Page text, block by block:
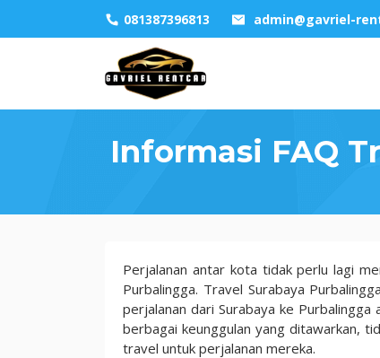
081387396813 admin@gavriel-
Informasi FAQ
Informasi
FAQ
Travel
Surabaya
Purbalingga
Perjalanan antar kota tidak perlu lagi
Purbalingga. Travel Surabaya
perjalanan dari Surabaya ke
berbagai keunggulan yang ditawarkan,
travel untuk perjalanan mereka.